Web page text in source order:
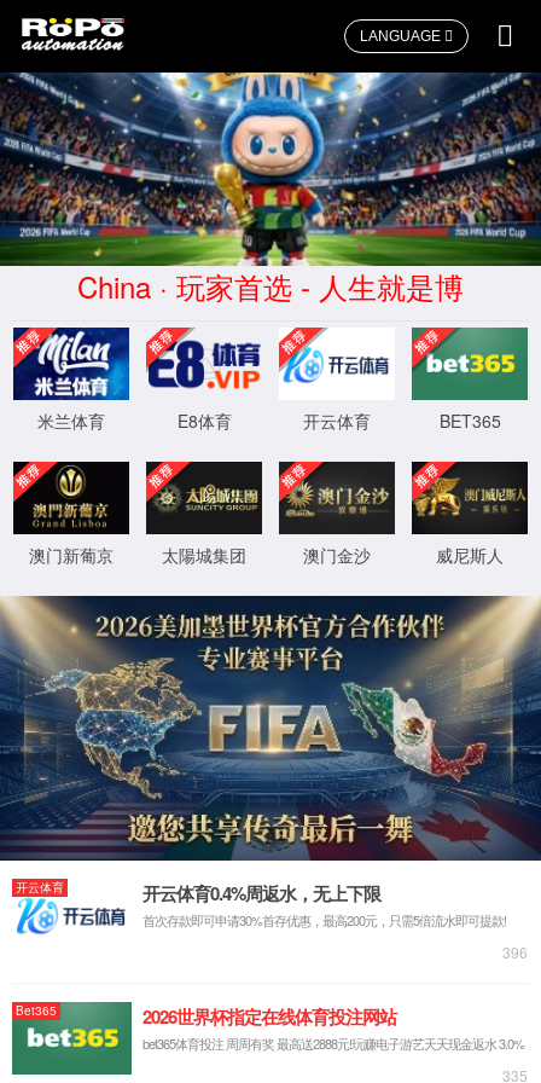
LANGUAGE
首页 >>应用案例>> 食品
古越龙山酒厂
首页 上一页 下一页
ICP备：
沪ICP备09007546号-1
沪公网安备 31011502007804号
XML 地图